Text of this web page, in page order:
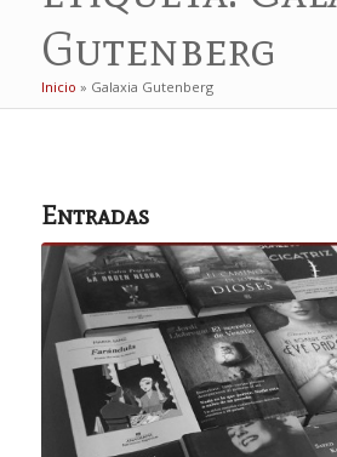
Gutenberg
Inicio » Galaxia Gutenberg
Entradas